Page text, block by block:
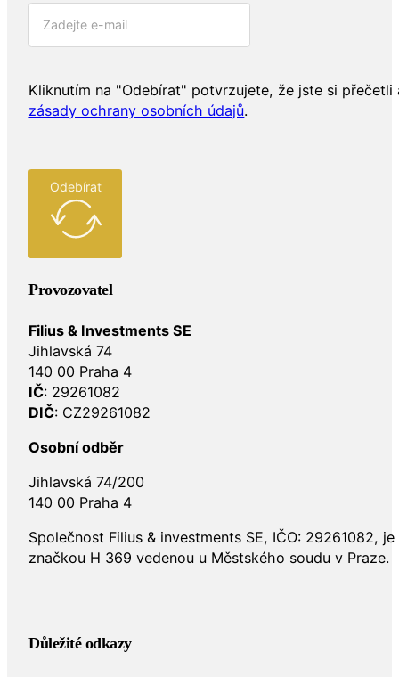
Kliknutím na "Odebírat" potvrzujete, že jste si přečetli
zásady ochrany osobních údajů.
Odebírat
Provozovatel
Filius & Investments SE
Jihlavská 74
140 00 Praha 4
IČ: 29261082
DIČ: CZ29261082
Osobní odběr
Jihlavská 74/200
140 00 Praha 4
Společnost Filius & investments SE, IČO: 29261082,
značkou H 369 vedenou u Městského soudu v Praze.
Důležité odkazy